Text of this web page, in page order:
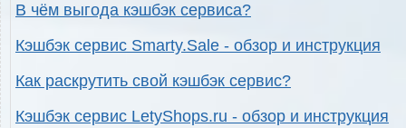
В чём выгода кэшбэк сервиса?
Кэшбэк сервис Smarty.Sale - обзор и инструкция
Как раскрутить свой кэшбэк сервис?
Кэшбэк сервис LetyShops.ru - обзор и инструкция